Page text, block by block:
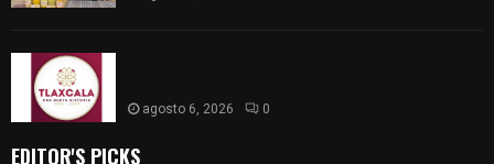
agosto 6, 2026 0
EDITOR'S PICKS